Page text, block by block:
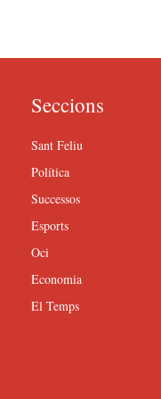
Seccions
Sant Feliu
Política
Successos
Esports
Oci
Economia
El Temps